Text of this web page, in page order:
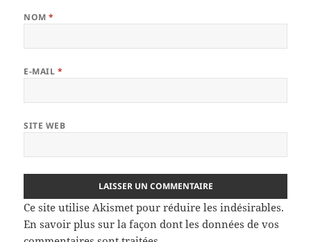
NOM*
E-MAIL *
SITE WEB
Ce site utilise Akismet pour réduire les indésirables.
En savoir plus sur la façon dont les données de vos